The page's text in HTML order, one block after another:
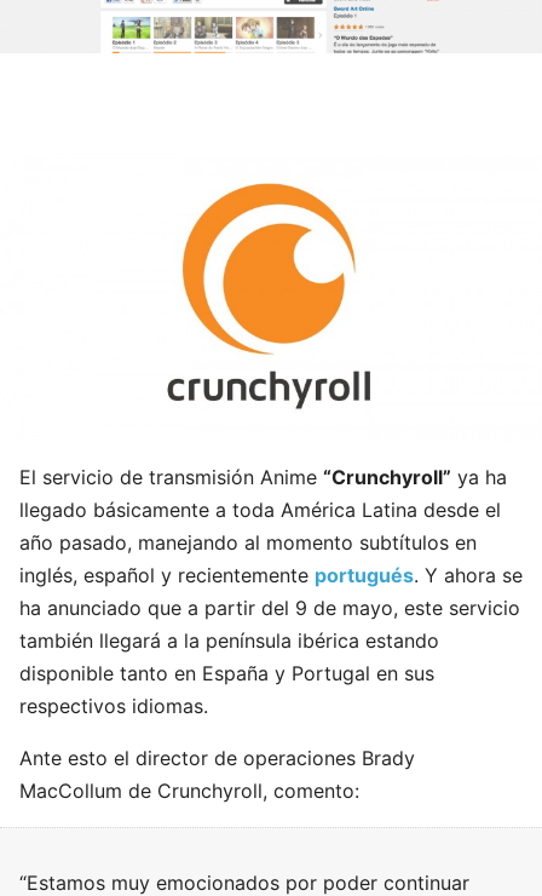
El servicio de transmisión Anime “Crunchyroll” ya ha
llegado básicamente a toda América Latina desde el
año pasado, manejando al momento subtítulos en
inglés, español y recientemente portugués. Y ahora se
ha anunciado que a partir del 9 de mayo, este servicio
también llegará a la península ibérica estando
disponible tanto en España y Portugal en sus
respectivos idiomas.
Ante esto el director de operaciones Brady
MacCollum de Crunchyroll, comento:
“Estamos muy emocionados por poder continuar